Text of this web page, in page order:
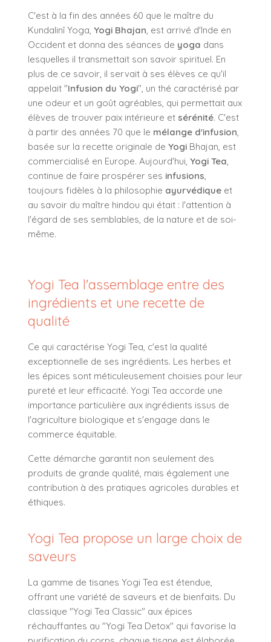
C'est à la fin des années 60 que le maître du
Kundalinî Yoga, Yogi Bhajan , est arrivé d'Inde en
Occident et donna des séances de yoga dans
lesquelles il transmettait son savoir spirituel. En
plus de ce savoir, il servait à ses élèves ce qu'il
appelait "Infusion du Yogi", un thé caractérisé par
une odeur et un goût agréables, qui permettait aux
élèves de trouver paix intérieure et sérénité. C'est
à partir des années 70 que le mélange d'infusion
basée sur la recette originale de Yogi Bhajan, est
commercialisé en Europe. Aujourd'hui, Yogi Tea
continue de faire prospérer ses infusions
toujours fidèles à la philosophie ayurvédique et
au savoir du maître hindou qui était : l'attention à
l'égard de ses semblables, de la nature et de soi-
même.
Yogi Tea l'assemblage entre des
ingrédients et une recette de
qualité
Ce qui caractérise Yogi Tea, c'est la qualité
exceptionnelle de ses ingrédients. Les herbes et
les épices sont méticuleusement choisies pour leur
pureté et leur efficacité. Yogi Tea accorde une
importance particulière aux ingrédients issus de
l'agriculture biologique et s'engage dans le
commerce équitable.
Cette démarche garantit non seulement des
produits de grande qualité, mais également une
contribution à des pratiques agricoles durables et
éthiques.
Yogi Tea propose un large choix de
saveurs
La gamme de tisanes Yogi Tea est étendue,
offrant une variété de saveurs et de bienfaits. Du
classique "Yogi Tea Classic" aux épices
réchauffantes au "Yogi Tea Detox" qui favorise la